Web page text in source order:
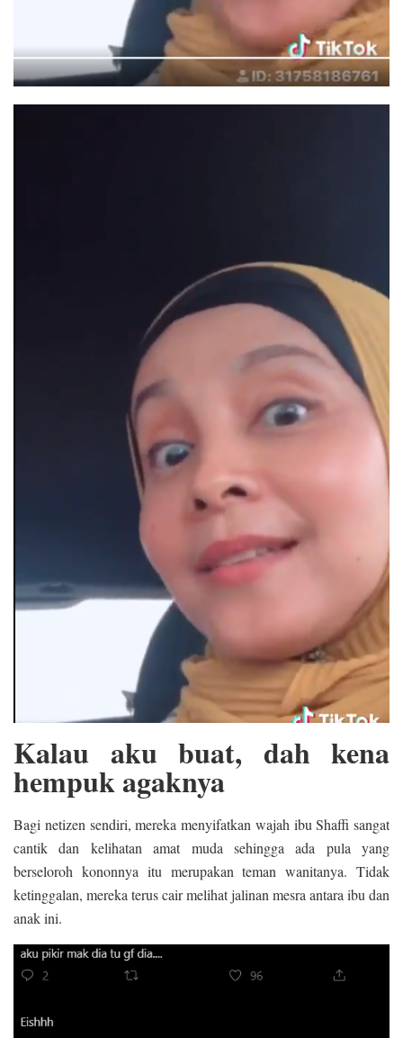
Kalau aku buat, dah kena
hempuk agaknya
Bagi netizen sendiri, mereka menyifatkan wajah ibu Shaffi sangat
cantik dan kelihatan amat muda sehingga ada pula yang
berseloroh kononnya itu merupakan teman wanitanya. Tidak
ketinggalan, mereka terus cair melihat jalinan mesra antara ibu dan
anak ini.